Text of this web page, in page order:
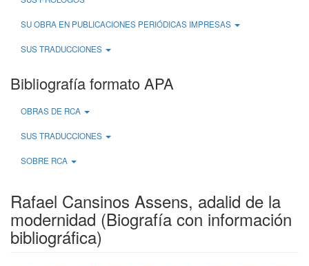
SU OBRA EN PUBLICACIONES PERIÓDICAS IMPRESAS
SUS TRADUCCIONES
Bibliografía formato APA
OBRAS DE RCA
SUS TRADUCCIONES
SOBRE RCA
Rafael Cansinos Assens, adalid de la
modernidad (Biografía con información
bibliográfica)